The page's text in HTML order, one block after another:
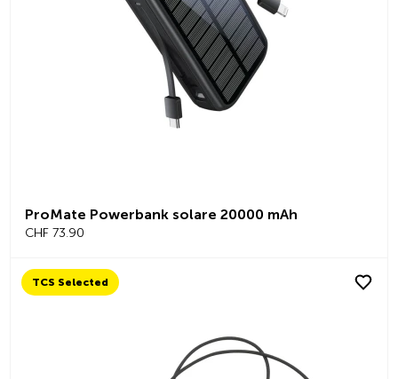
ProMate Powerbank solare 20000 mAh
CHF 73.90
TCS Selected